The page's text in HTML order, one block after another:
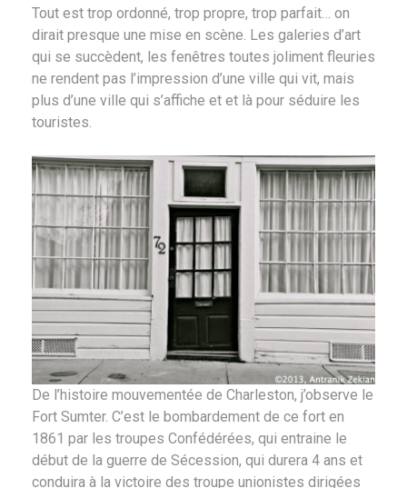
Tout est trop ordonné, trop propre, trop parfait… on
dirait presque une mise en scène. Les galeries d’art
qui se succèdent, les fenêtres toutes joliment fleuries
ne rendent pas l’impression d’une ville qui vit, mais
plus d’une ville qui s’affiche et et là pour séduire les
touristes.
De l’histoire mouvementée de Charleston, j’observe le
Fort Sumter. C’est le bombardement de ce fort en
1861 par les troupes Confédérées, qui entraine le
début de la guerre de Sécession, qui durera 4 ans et
conduira à la victoire des troupe unionistes dirigées